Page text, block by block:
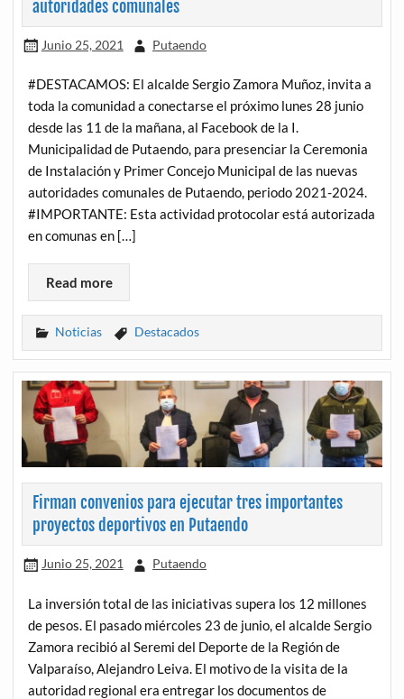
autoridades comunales
Junio 25, 2021 Putaendo
#DESTACAMOS: El alcalde Sergio Zamora Muñoz, invita a
toda la comunidad a conectarse el próximo lunes 28 junio
desde las 11 de la mañana, al Facebook de la I.
Municipalidad de Putaendo, para presenciar la Ceremonia
de Instalación y Primer Concejo Municipal de las nuevas
autoridades comunales de Putaendo, periodo 2021-2024.
#IMPORTANTE: Esta actividad protocolar está autorizada
en comunas en […]
Read more
Noticias Destacados
Firman convenios para ejecutar tres importantes
proyectos deportivos en Putaendo
Junio 25, 2021 Putaendo
La inversión total de las iniciativas supera los 12 millones
de pesos. El pasado miércoles 23 de junio, el alcalde Sergio
Zamora recibió al Seremi del Deporte de la Región de
Valparaíso, Alejandro Leiva. El motivo de la visita de la
autoridad regional era entregar los documentos de